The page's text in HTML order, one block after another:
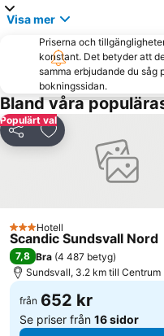
Visa mer
Priserna och
konstant. Det betyder att
samma erbjudande du såg
bokningssidan.
Bland våra
Populärt val
Dela Lägg till i Mina
3 Stjärnor
Hotell
Scandic Sundsvall Nord
7,8 Bra (4 487 betyg)
Sundsvall, 3.2 km till Centrum
från 652 kr
Se priser från 16 sidor